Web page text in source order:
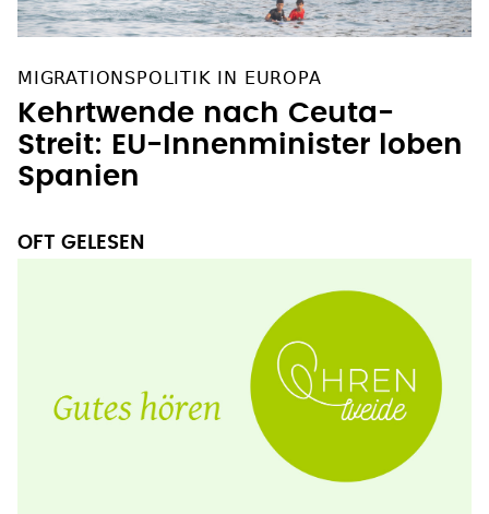
MIGRATIONSPOLITIK IN EUROPA
Kehrtwende nach Ceuta-
Streit: EU-Innenminister loben
Spanien
OFT GELESEN